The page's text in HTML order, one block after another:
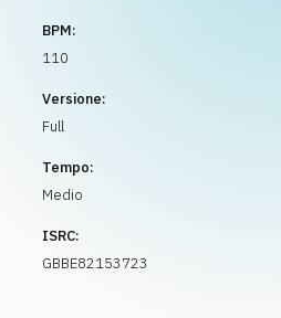
BPM:
110
Versione:
Full
Tempo:
Medio
ISRC:
GBBE82153723